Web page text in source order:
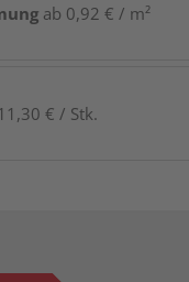
ab 0,92 € / m²
€ / Stk.